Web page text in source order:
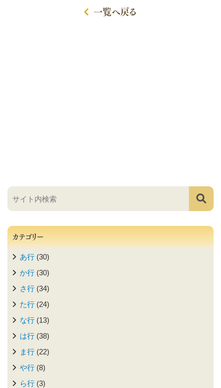
一覧へ戻る
カテゴリー
あ行 (30)
か行 (30)
さ行 (34)
た行 (24)
な行 (13)
は行 (38)
ま行 (22)
や行 (8)
ら行 (3)